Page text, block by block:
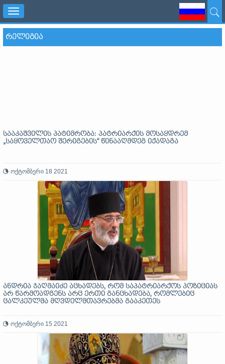
Toggle
navigation
ᲠᲔᲚᲘᲒᲘᲐ
სააკაშვილის პატიმრობა: პატრიარქის მოსაყდრემ
„საყოველთაო შერიგების“ წინააღმდეგ იქადაგა
ოქტომბერი 18 2021
ანდრია ჯაღმაიძე აცხადებს, რომ საპატრიარქოს პოზიციას
არ წარმოადგენს არც ერთი განცხადება, რომლებიც
ცალკეულმა მღვდელმთავრებმა გააკეთეს
ოქტომბერი 15 2021